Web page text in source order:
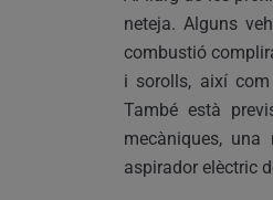
neteja. Alguns
combustió
i sorolls, així
També està
mecàniques,
aspirador elèctric